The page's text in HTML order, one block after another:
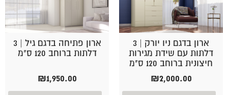
ארון בדגם ניו יורק | 3
דלתות עם שידת מגירות
חיצונית ברוחב 120 ס"מ
₪2,000.00
ארון פתיחה בדגם גיל | 3
דלתות ברוחב 120 ס"מ
₪1,950.00